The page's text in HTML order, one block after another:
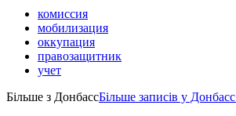
комиссия
мобилизация
оккупация
правозащитник
учет
Більше з ДонбассБільше записів у